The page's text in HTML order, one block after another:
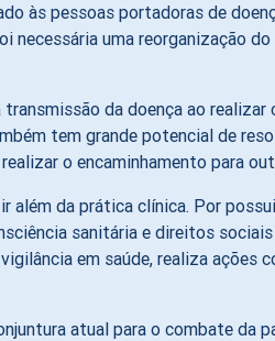
às pessoas portadoras de
uma reorganização
da doença ao realizar
tem grande potencial de
o encaminhamento para
além da prática clínica. Por
sanitária e direitos
em saúde, realiza ações
atual para o combate da